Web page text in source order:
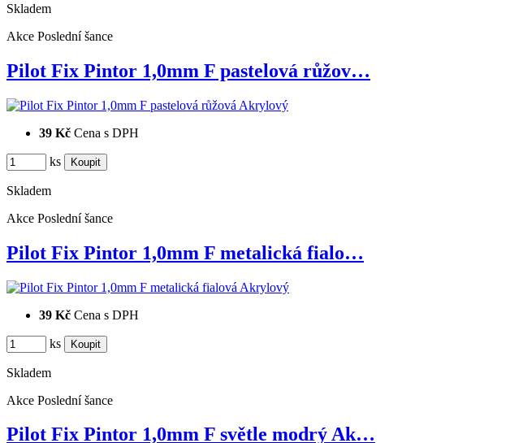
Skladem
Akce Poslední šance
Pilot Fix Pintor 1,0mm F pastelová růžov…
39 Kč Cena s DPH
ks
Skladem
Akce Poslední šance
Pilot Fix Pintor 1,0mm F metalická fialo…
39 Kč Cena s DPH
ks
Skladem
Akce Poslední šance
Pilot Fix Pintor 1,0mm F světle modrý Ak…